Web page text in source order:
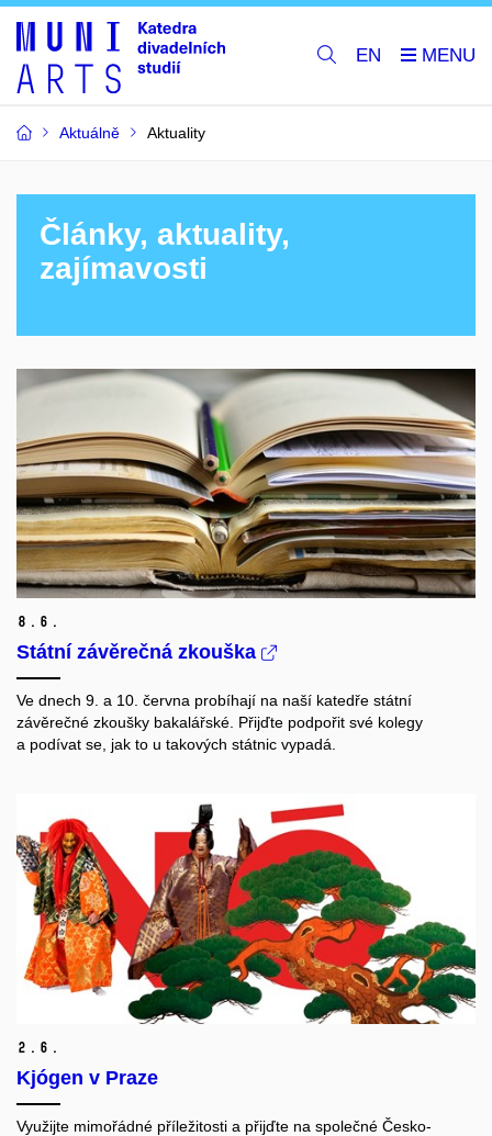
EN
Aktuálně Aktuality
Články, aktuality,
zajímavosti
8. 6.
Státní závěrečná zkouška
Ve dnech 9. a 10. června probíhají na naší katedře státní
závěrečné zkoušky bakalářské. Přijďte podpořit své kolegy
a podívat se, jak to u takových státnic vypadá.
2. 6.
Kjógen v Praze
Využijte mimořádné příležitosti a přijďte na společné Česko-